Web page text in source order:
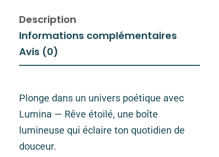
Description
Informations complémentaires
Avis (0)
Plonge dans un univers poétique avec
Lumina — Rêve étoilé, une boîte
lumineuse qui éclaire ton quotidien de
douceur.